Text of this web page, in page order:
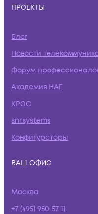
ПРОЕКТЫ
Блог
Новости
Форум
Академия НАГ
КРОС
snr.systems
Конфигураторы
ВАШ ОФИС
Москва
+7 (495) 950-57-11